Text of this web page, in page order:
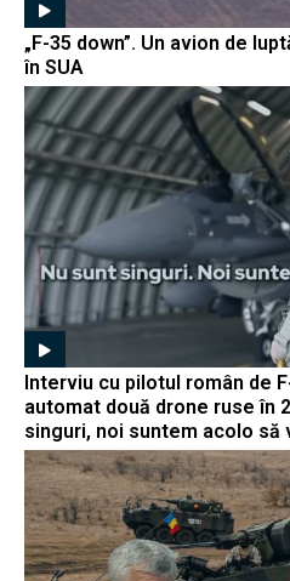
„F-35 down”. Un avion de
în SUA
Interviu cu pilotul român de
automat două drone ruse în
singuri, noi suntem acolo să